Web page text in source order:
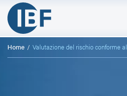
Home Valutazione del rischio conforme